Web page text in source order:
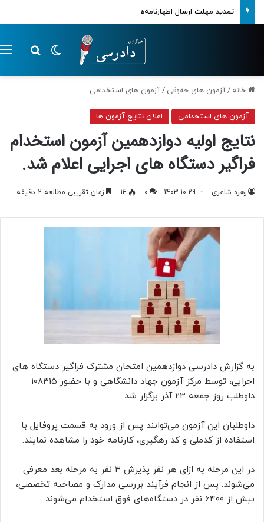
تمدید مهلت ارسال اظهارنامه‌های مالیاتی تا پایان تابستان 1405
تغییر پوسته
خانه /آزمون های حقوقی /آزمون های استخدامی
آزمون های استخدامی اعلان نتایج آزمون ها
نتایج اولیه دوازدهمین آزمون استخدام
فراگیر دستگاه های اجرایی اعلام شد.
زهره شاعری 1403-10-29
0
14 زمان تقریبی مطالعه 2 دقیقه
به گزارش دادرسی دوازدهمین امتحان مشترک فراگیر دستگاه های
اجرایی، توسط مرکز آزمون جهاد دانشگاهی و با حضور ۱۰۸۳۱۵
داوطلب روز جمعه ۲۳ آذر برگزار شد.
داوطلبان این آزمون می‌توانند پس از ورود به قسمت پروفایل با
استفاده از کدملی و کد رهگیری، کارنامه خود را مشاهده نمایند.
در این مرحله به ازای هر نفر پذیرش ۳ نفر به مرحله بعد معرفی
می‌شوند. پس از انجام فرآیند بررسی مدارک و مصاحبه تخصصی،
بیش از ۶۴۰۰ نفر در دستگاه‌های فوق استخدام می‌شوند.